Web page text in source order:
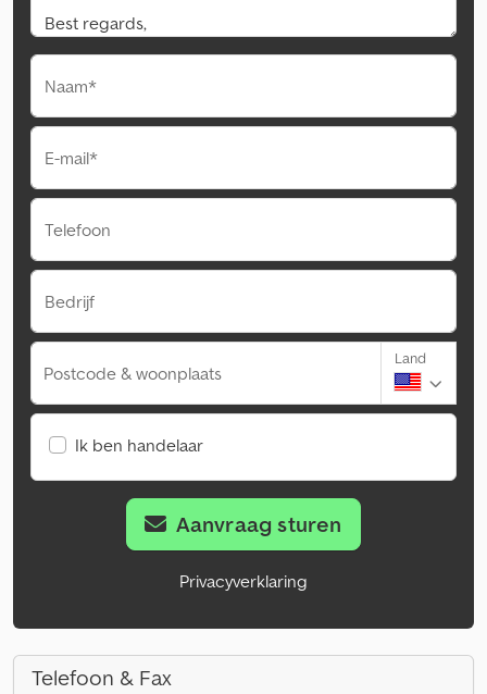
Naam*
E-mail*
Telefoon
Bedrijf
Postcode & woonplaats
Land
Ik ben handelaar
Aanvraag sturen
Privacyverklaring
Telefoon & Fax